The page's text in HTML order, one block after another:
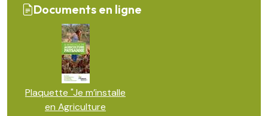
Documents en ligne
Plaquette "Je m’installe
en Agriculture